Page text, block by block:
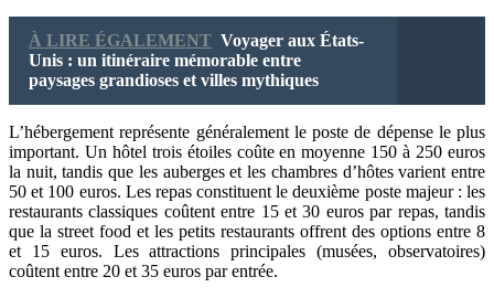
À LIRE ÉGALEMENT Voyager aux États-
Unis : un itinéraire mémorable entre
paysages grandioses et villes mythiques
L’hébergement représente généralement le poste de dépense le plus
important. Un hôtel trois étoiles coûte en moyenne 150 à 250 euros
la nuit, tandis que les auberges et les chambres d’hôtes varient entre
50 et 100 euros. Les repas constituent le deuxième poste majeur : les
restaurants classiques coûtent entre 15 et 30 euros par repas, tandis
que la street food et les petits restaurants offrent des options entre 8
et 15 euros. Les attractions principales (musées, observatoires)
coûtent entre 20 et 35 euros par entrée.